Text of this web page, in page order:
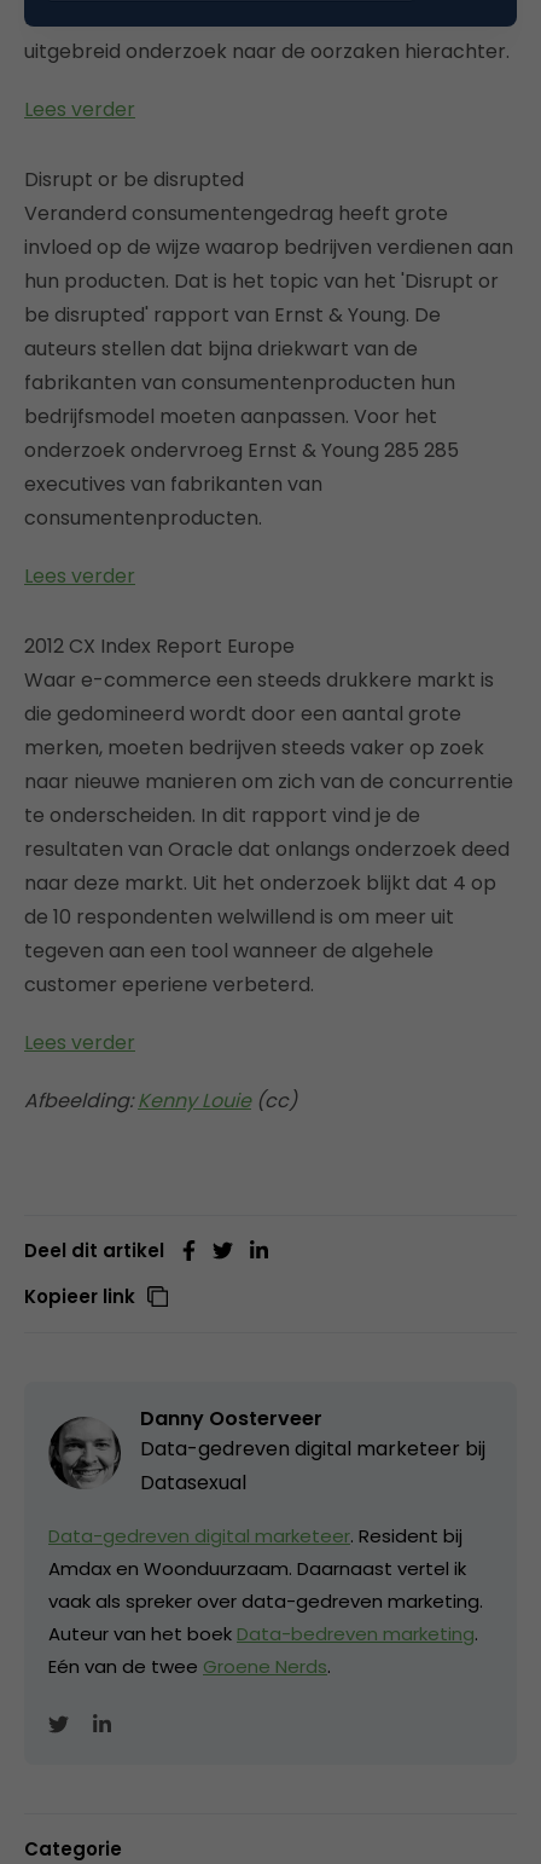
IAB Nederland deed een verkennend, maar tevens
uitgebreid onderzoek naar de oorzaken hierachter.
Lees verder
Disrupt or be disrupted
Veranderd consumentengedrag heeft grote
invloed op de wijze waarop bedrijven verdienen aan
hun producten. Dat is het topic van het 'Disrupt or
be disrupted' rapport van Ernst & Young. De
auteurs stellen dat bijna driekwart van de
fabrikanten van consumentenproducten hun
bedrijfsmodel moeten aanpassen. Voor het
onderzoek ondervroeg Ernst & Young 285 285
executives van fabrikanten van
consumentenproducten.
Lees verder
2012 CX Index Report Europe
Waar e-commerce een steeds drukkere markt is
die gedomineerd wordt door een aantal grote
merken, moeten bedrijven steeds vaker op zoek
naar nieuwe manieren om zich van de concurrentie
te onderscheiden. In dit rapport vind je de
resultaten van Oracle dat onlangs onderzoek deed
naar deze markt. Uit het onderzoek blijkt dat 4 op
de 10 respondenten welwillend is om meer uit
tegeven aan een tool wanneer de algehele
customer eperiene verbeterd.
Lees verder
Afbeelding:Kenny Louie(cc)
Deel dit artikel
Kopieer link
Danny Oosterveer
Data-gedreven digital marketeer bij
Datasexual
Data-gedreven digital marketeer. Resident bij
Amdax en Woonduurzaam. Daarnaast vertel ik
vaak als spreker over data-gedreven marketing.
Auteur van het boek Data-bedreven marketing.
Eén van de twee Groene Nerds.
Categorie